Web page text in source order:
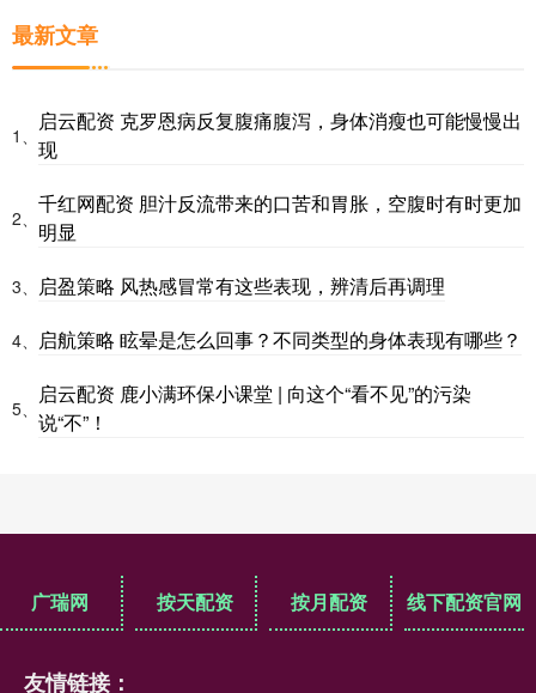
最新文章
1、
启云配资 克罗恩病反复腹痛腹泻，身体消瘦也可能慢慢出
现
2、
千红网配资 胆汁反流带来的口苦和胃胀，空腹时有时更加
明显
3、 启盈策略 风热感冒常有这些表现，辨清后再调理
4、 启航策略 眩晕是怎么回事？不同类型的身体表现有哪些？
5、
启云配资 鹿小满环保小课堂 | 向这个“看不见”的污染
说“不”！
广瑞网 按天配资 按月配资 线下配资官网
友情链接：